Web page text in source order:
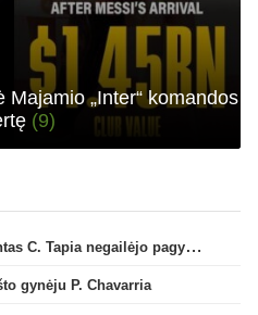
„Inter“ komandos
(9)
Argentinos federacijos prezidentas C. Tapia negailėjo pagyrų G. Infantino
gynėju P. Chavarria